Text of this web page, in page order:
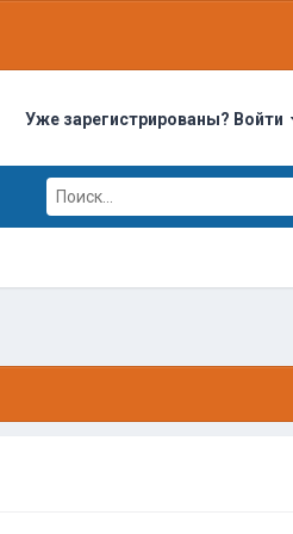
Уже зарегистрированы? Войти